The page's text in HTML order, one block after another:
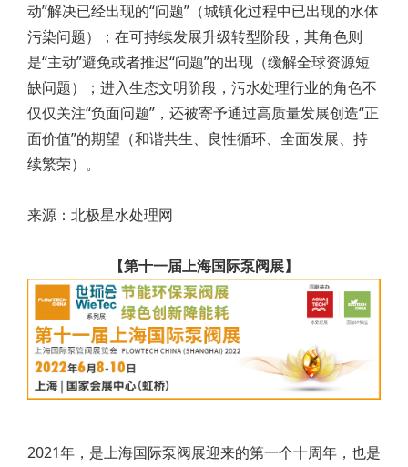
动”解决已经出现的“问题”（城镇化过程中已出现的水体
污染问题）；在可持续发展升级转型阶段，其角色则
是“主动”避免或者推迟“问题”的出现（缓解全球资源短
缺问题）；进入生态文明阶段，污水处理行业的角色不
仅仅关注“负面问题”，还被寄予通过高质量发展创造“正
面价值”的期望（和谐共生、良性循环、全面发展、持
续繁荣）。
来源：北极星水处理网
【第十一届上海国际泵阀展】
2021年，是上海国际泵阀展迎来的第一个十周年，也是